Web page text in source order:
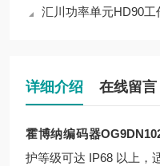
汇川功率单元HD90工作原
详细介绍 在线留言
霍博纳编码器
护等级可达 IP68 以上，